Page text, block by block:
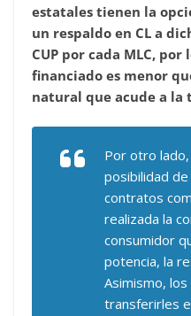
estatales tienen la
un respaldo en CL a
CUP por cada MLC,
financiado es menor
natural que acude a
Por otro
posibilidad
contratos
realizada la
consumidor
potencia, la
Asimismo,
transferirles